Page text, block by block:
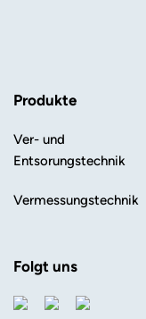
Produkte
Ver- und
Entsorungstechnik
Vermessungstechnik
Folgt uns